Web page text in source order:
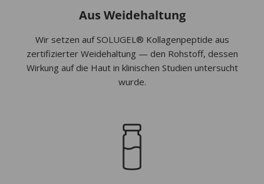
Aus Weidehaltung
Wir setzen auf SOLUGEL® Kollagenpeptide aus
zertifizierter Weidehaltung — den Rohstoff, dessen
Wirkung auf die Haut in klinischen Studien untersucht
wurde.